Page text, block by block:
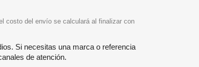
costo del envío se calculará al finalizar con
Si necesitas una marca o referencia
de atención.